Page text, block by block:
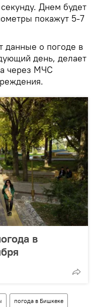
Днем будет
покажут 5-7
данные о погоде в
день, делает
через МЧС
в
погода в Бишкеке